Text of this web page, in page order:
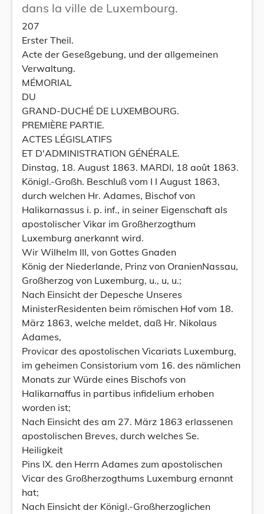
dans la ville de Luxembourg.
207
Erster Theil.
Acte der Geseßgebung, und der allgemeinen
Verwaltung.
MÉMORIAL
DU
GRAND-DUCHÉ DE LUXEMBOURG.
PREMIÈRE PARTIE.
ACTES LÉGISLATIFS
ET D'ADMINISTRATION GÉNÉRALE.
Dinstag, 18. August 1863. MARDI, 18 août 1863.
Königl.-Großh. Beschluß vom I I August 1863,
durch welchen Hr. Adames, Bischof von
Halikarnassus i. p. inf., in seiner Eigenschaft als
apostolischer Vikar im Großherzogthum
Luxemburg anerkannt wird.
Wir Wilhelm III, von Gottes Gnaden
König der Niederlande, Prinz von OranienNassau,
Großherzog von Luxemburg, u., u, u.;
Nach Einsicht der Depesche Unseres
MinisterResidenten beim römischen Hof vom 18.
März 1863, welche meldet, daß Hr. Nikolaus
Adames,
Provicar des apostolischen Vicariats Luxemburg,
im geheimen Consistorium vom 16. des nämlichen
Monats zur Würde eines Bischofs von
Halikarnaffus in partibus infidelium erhoben
worden ist;
Nach Einsicht des am 27. März 1863 erlassenen
apostolischen Breves, durch welches Se.
Heiligkeit
Pins lX. den Herrn Adames zum apostolischen
Vicar des Großherzogthums Luxemburg ernannt
hat;
Nach Einsicht der Königl.-Großherzoglichen